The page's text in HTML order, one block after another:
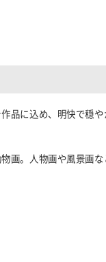
品に込め、明快で穏
画。人物画や風景画